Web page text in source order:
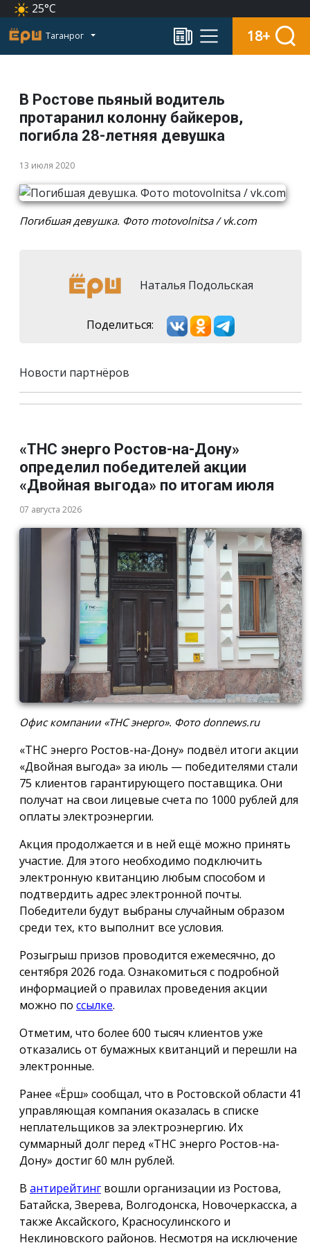
25°C
Таганрог 18+
В Ростове пьяный водитель
протаранил колонну байкеров,
погибла 28-летняя девушка
13 июля 2020
Погибшая девушка. Фото motovolnitsa / vk.com
Наталья Подольская
Поделиться:
Новости партнёров
«ТНС энерго Ростов-на-Дону»
определил победителей акции
«Двойная выгода» по итогам июля
07 августа 2026
Офис компании «ТНС энерго». Фото donnews.ru
«ТНС энерго Ростов-на-Дону» подвёл итоги акции
«Двойная выгода» за июль — победителями стали
75 клиентов гарантирующего поставщика. Они
получат на свои лицевые счета по 1000 рублей для
оплаты электроэнергии.
Акция продолжается и в ней ещё можно принять
участие. Для этого необходимо подключить
электронную квитанцию любым способом и
подтвердить адрес электронной почты.
Победители будут выбраны случайным образом
среди тех, кто выполнит все условия.
Розыгрыш призов проводится ежемесячно, до
сентября 2026 года. Ознакомиться с подробной
информацией о правилах проведения акции
можно по ссылке.
Отметим, что более 600 тысяч клиентов уже
отказались от бумажных квитанций и перешли на
электронные.
Ранее «Ёрш» сообщал, что в Ростовской области 41
управляющая компания оказалась в списке
неплательщиков за электроэнергию. Их
суммарный долг перед «ТНС энерго Ростов-на-
Дону» достиг 60 млн рублей.
В антирейтинг вошли организации из Ростова,
Батайска, Зверева, Волгодонска, Новочеркасска, а
также Аксайского, Красносулинского и
Неклиновского районов. Несмотря на исключение